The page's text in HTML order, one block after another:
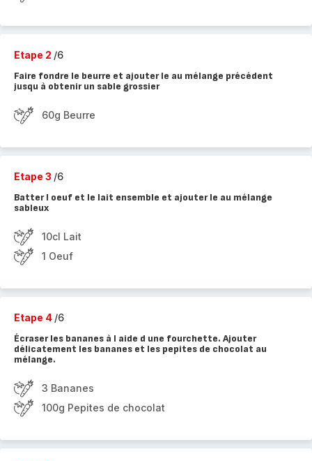
Etape 2 /6
Faire fondre le beurre et ajouter le au mélange précédent
jusqu à obtenir un sable grossier
60g Beurre
Etape 3 /6
Batter l oeuf et le lait ensemble et ajouter le au mélange
sableux
10cl Lait
1 Oeuf
Etape 4 /6
Écraser les bananes à l aide d une fourchette. Ajouter
délicatement les bananes et les pepites de chocolat au
mélange.
3 Bananes
100g Pepites de chocolat